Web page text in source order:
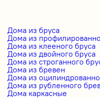
Дома из бруса
Дома из
Дома из клееного бруса
Дома из двойного бруса
Дома из строганного
Дома из бревен
Дома из
Дома из рубленного
Дома каркасные